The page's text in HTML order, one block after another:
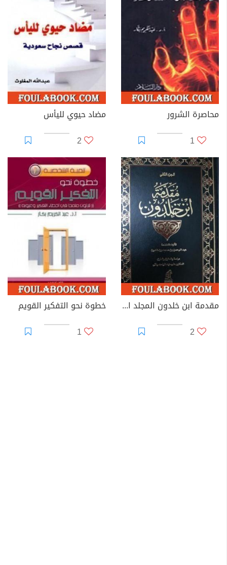
محاصرة الشرور
1
مضاد حيوي لليأس
2
مقدمة ابن خلدون المجلد الثاني
2
خطوة نحو التفكير القويم
1